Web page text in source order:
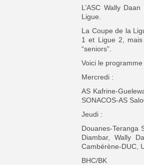
L’ASC Wally
Ligue.
La Coupe de la
1 et Ligue 2, mais
“seniors”.
Voici le
Mercredi :
AS Kafrine-
SONACOS-AS
Jeudi :
Douanes-Teranga
Diambar, Wally
Cambérène-DUC,
BHC/BK